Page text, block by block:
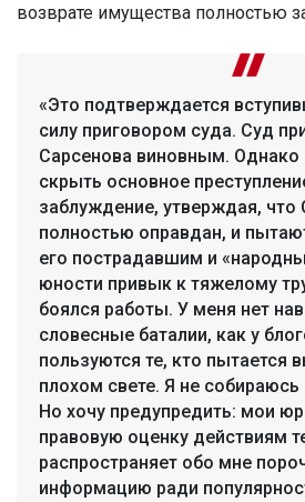
возврате имущества полностью
«Это подтверждается
силу приговором суда. Суд
Сарсенова виновным. Однако
скрыть основное
заблуждение, утверждая, что
полностью оправдан, и
его пострадавшим и
юности привык к тяжелому
боялся работы. У меня нет
словесные баталии, как у
пользуются те, кто пытается
плохом свете. Я не
Но хочу предупредить: мои
правовую оценку действиям
распространяет обо мне
информацию ради